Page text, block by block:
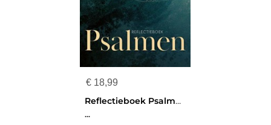
€ 18,99
Reflectieboek Psalmen
...